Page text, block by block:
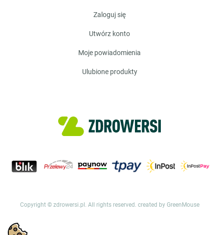
zaloguj się
utwórz konto
moje powiadomienia
ulubione produkty
Copyright © zdrowersi.pl. All rights reserved. created by GreenMouse